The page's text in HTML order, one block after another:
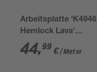
Arbeitsplatte 'K4946
Hemlock Lava'
dunkelgrau 4100 x
600 x 38 mm
44,99 €/ Meter